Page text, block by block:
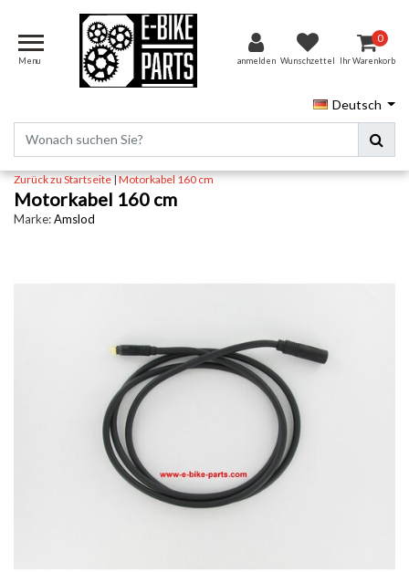
Menu anmelden Wunschzettel
0
Ihr Warenkorb
Deutsch
Zurück zu Startseite|Motorkabel 160 cm
Motorkabel 160 cm
Marke:Amslod